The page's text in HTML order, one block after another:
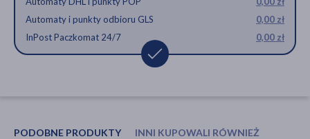
Automaty i punkty odbioru GLS
0,00 zł
InPost Paczkomat 24/7
0,00 zł
PODOBNE PRODUKTY INNI KUPOWALI RÓWNIEŻ